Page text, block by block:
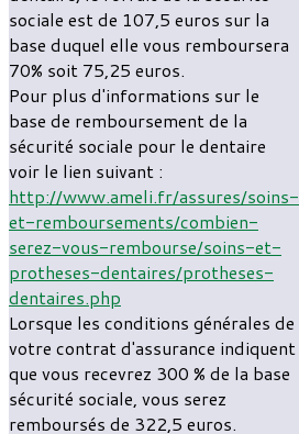
sociale est de 107,5 euros sur la
base duquel elle vous remboursera
70% soit 75,25 euros.
Pour plus d'informations sur le
base de remboursement de la
sécurité sociale pour le dentaire
voir le lien suivant :
http://www.ameli.fr/assures/soins-
et-remboursements/combien-
serez-vous-rembourse/soins-et-
protheses-dentaires/protheses-
dentaires.php
Lorsque les conditions générales de
votre contrat d'assurance indiquent
que vous recevrez 300 % de la base
sécurité sociale, vous serez
remboursés de 322,5 euros.